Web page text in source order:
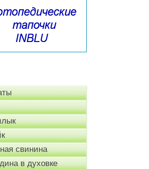
свинина
в духовке